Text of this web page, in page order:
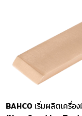
BAHCO เริ่มผลิตเครื่อ